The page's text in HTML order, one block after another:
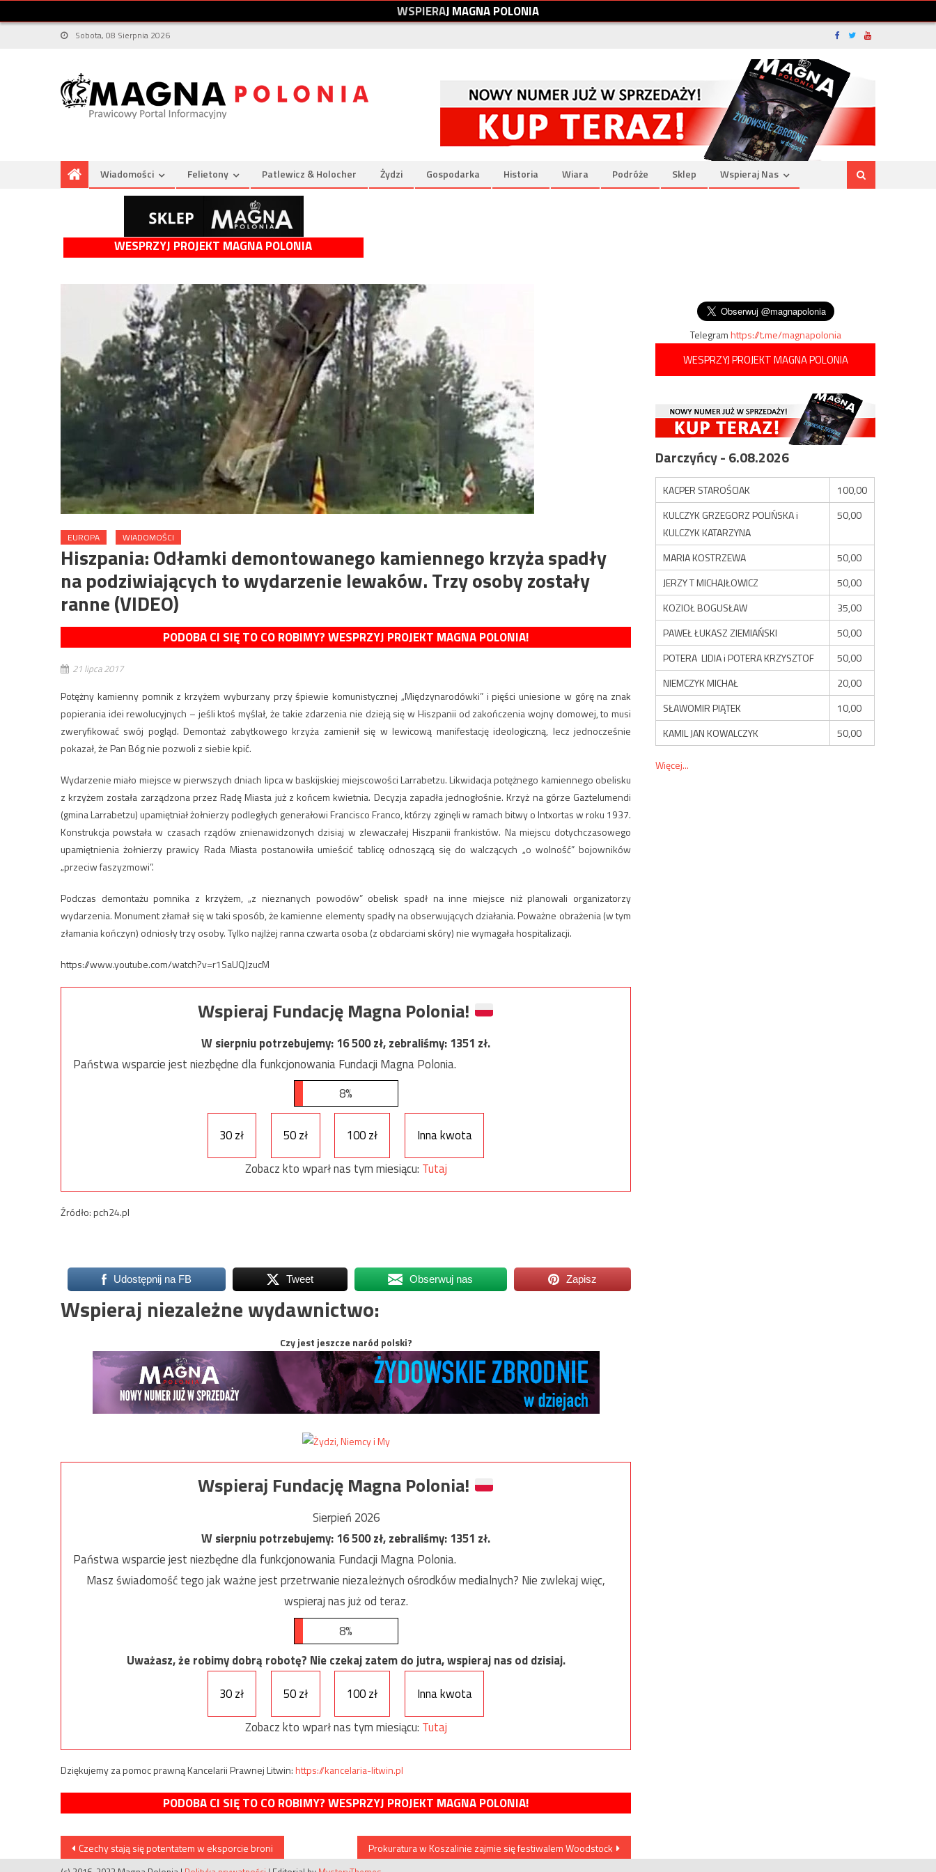
WSPIERAJMAGNAPOLONIA
Sobota, 08 Sierpnia 2026
Wiadomości Felietony Patlewicz & Holocher Żydzi Gospodarka Historia Wiara Podróże Sklep Wspieraj Nas
WESPRZYJ PROJEKT MAGNA POLONIA
EUROPA WIADOMOŚCI
Hiszpania: Odłamki demontowanego kamiennego krzyża spadły
na podziwiających to wydarzenie lewaków. Trzy osoby zostały
ranne (VIDEO)
PODOBA CI SIĘ TO CO ROBIMY? WESPRZYJ PROJEKT MAGNA POLONIA!
21 lipca 2017
Potężny kamienny pomnik z krzyżem wyburzany przy śpiewie komunistycznej „Międzynarodówki” i pięści uniesione w górę na znak
popierania idei rewolucyjnych – jeśli ktoś myślał, że takie zdarzenia nie dzieją się w Hiszpanii od zakończenia wojny domowej, to musi
zweryfikować swój pogląd. Demontaż zabytkowego krzyża zamienił się w lewicową manifestację ideologiczną, lecz jednocześnie
pokazał, że Pan Bóg nie pozwoli z siebie kpić.
Wydarzenie miało miejsce w pierwszych dniach lipca w baskijskiej miejscowości Larrabetzu. Likwidacja potężnego kamiennego obelisku
z krzyżem została zarządzona przez Radę Miasta już z końcem kwietnia. Decyzja zapadła jednogłośnie. Krzyż na górze Gaztelumendi
(gmina Larrabetzu) upamiętniał żołnierzy podległych generałowi Francisco Franco, którzy zginęli w ramach bitwy o Intxortas w roku 1937.
Konstrukcja powstała w czasach rządów znienawidzonych dzisiaj w zlewaczałej Hiszpanii frankistów. Na miejscu dotychczasowego
upamiętnienia żołnierzy prawicy Rada Miasta postanowiła umieścić tablicę odnoszącą się do walczących „o wolność” bojowników
„przeciw faszyzmowi”.
Podczas demontażu pomnika z krzyżem, „z nieznanych powodów” obelisk spadł na inne miejsce niż planowali organizatorzy
wydarzenia. Monument złamał się w taki sposób, że kamienne elementy spadły na obserwujących działania. Poważne obrażenia (w tym
złamania kończyn) odniosły trzy osoby. Tylko najlżej ranna czwarta osoba (z obdarciami skóry) nie wymagała hospitalizacji.
https://www.youtube.com/watch?v=r1SaUQJzucM
Wspieraj Fundację Magna Polonia!
W sierpniu potrzebujemy:16 500zł, zebraliśmy:1351 zł.
Państwa wsparcie jest niezbędne dla funkcjonowania Fundacji Magna Polonia.
8%
30 zł 50 zł 100 zł
Inna kwota
Zobacz kto wparł nas tym miesiącu: Tutaj
Źródło: pch24.pl
Udostępnij na FB Tweet Obserwuj nas Zapisz
Wspieraj niezależne wydawnictwo:
Czy jest jeszcze naród polski?
Wspieraj Fundację Magna Polonia!
Sierpień 2026
W sierpniu potrzebujemy:16 500zł, zebraliśmy:1351 zł.
Państwa wsparcie jest niezbędne dla funkcjonowania Fundacji Magna Polonia.
Masz świadomość tego jak ważne jest przetrwanie niezależnych ośrodków medialnych? Nie zwlekaj więc,
wspieraj nas już od teraz.
8%
Uważasz, że robimy dobrą robotę? Nie czekaj zatem do jutra, wspieraj nas od dzisiaj.
30 zł
50 zł 100 zł
Inna kwota
Zobacz kto wparł nas tym miesiącu: Tutaj
Dziękujemy za pomoc prawną Kancelarii Prawnej Litwin:https://kancelaria-litwin.pl
PODOBA CI SIĘ TO CO ROBIMY? WESPRZYJ PROJEKT MAGNA POLONIA!
Nawigacja
Czechy stają się potentatem w eksporcie broni Prokuratura w Koszalinie zajmie się festiwalem Woodstock
Telegramhttps://t.me/magnapolonia
WESPRZYJ PROJEKT MAGNA POLONIA
Darczyńcy - 6.08.2026
KACPER STAROŚCIAK
100,00
KULCZYK GRZEGORZ POLIŃSKA i
KULCZYK KATARZYNA
50,00
MARIA KOSTRZEWA
50,00
JERZY T MICHAJŁOWICZ
50,00
KOZIOŁ BOGUSŁAW
35,00
PAWEŁ ŁUKASZ ZIEMIAŃSKI
50,00
POTERA LIDIA i POTERA KRZYSZTOF
50,00
NIEMCZYK MICHAŁ
20,00
SŁAWOMIR PIĄTEK
10,00
KAMIL JAN KOWALCZYK
50,00
Więcej...